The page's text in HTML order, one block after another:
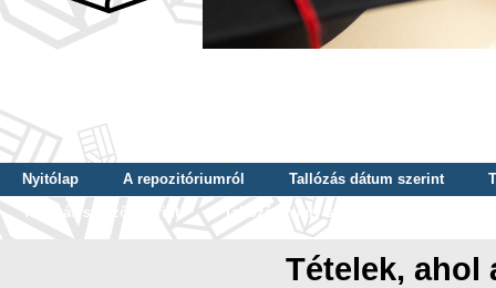
Nyitólap A repozitóriumról Tallózás dátum szerint
Tallózás szerző szerint
Tallózás nyelv szerint
Tételek, ahol